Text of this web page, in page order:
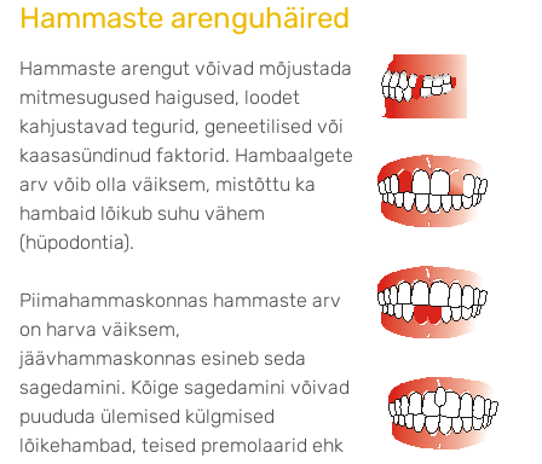
Hammaste arenguhäired
Hammaste arengut võivad mõjustada
mitmesugused haigused, loodet
kahjustavad tegurid, geneetilised või
kaasasündinud faktorid. Hambaalgete
arv võib olla väiksem, mistõttu ka
hambaid lõikub suhu vähem
(hüpodontia).
Piimahammaskonnas hammaste arv
on harva väiksem,
jäävhammaskonnas esineb seda
sagedamini. Kõige sagedamini võivad
puududa ülemised külgmised
lõikehambad, teised premolaarid ehk